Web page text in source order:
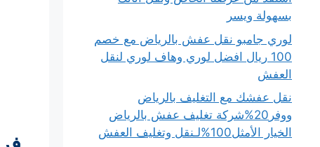
بسهولة ويسر
لوري جامبو نقل عفش بالرياض مع خصم
100 ريال افضل لوري وهاف لوري لنقل
العفش
نقل عفشك مع التغليف بالرياض
ووفر20%شركة تغليف عفش بالرياض
الخيار الأمثل100%لـنقل وتغليف العفش